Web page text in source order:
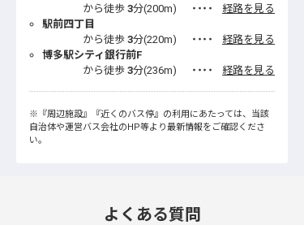
から徒歩 3分(200m) ・・・・
経路を見る
駅前四丁目
から徒歩 3分(220m) ・・・・
経路を見る
博多駅シティ銀行前F
から徒歩 3分(236m) ・・・・ 経路を見る
※ 『周辺施設』 『近くのバス停』 の利用にあたっては、当該
自治体や運営バス会社のHP等より最新情報をご確認くださ
い。
よくある質問